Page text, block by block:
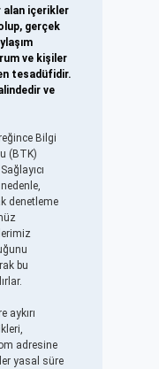
alan içerikler
gerçek
ve kişiler
tesadüfidir.
ve
Bilgi
(BTK)
denetleme
bu
aykırı
adresine
yasal süre